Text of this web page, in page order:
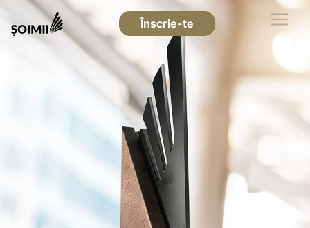
Înscrie-te